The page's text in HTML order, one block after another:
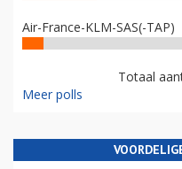
Air-France-KLM-SAS(-TAP)
Totaal
Meer polls